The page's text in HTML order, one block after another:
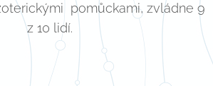
pomůckami, zvládne 9
z 10 lidí.